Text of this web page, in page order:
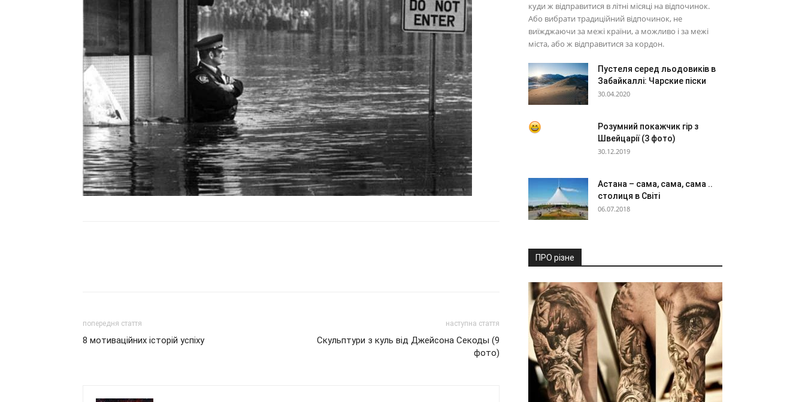
попередня стаття
8 мотиваційних історій успіху
наступна стаття
Скульптури з куль від Джейсона Секоды (9
фото)
куди ж відправитися в літні місяці на відпочинок.
Або вибрати традиційний відпочинок, не
виїжджаючи за межі країни, а можливо і за межі
міста, або ж відправитися за кордон.
Пустеля серед льодовиків в
Забайкаллі: Чарские піски
30.04.2020
Розумний покажчик гір з
Швейцарії (3 фото)
30.12.2019
Астана – сама, сама, сама ..
столиця в Світі
06.07.2018
ПРО різне